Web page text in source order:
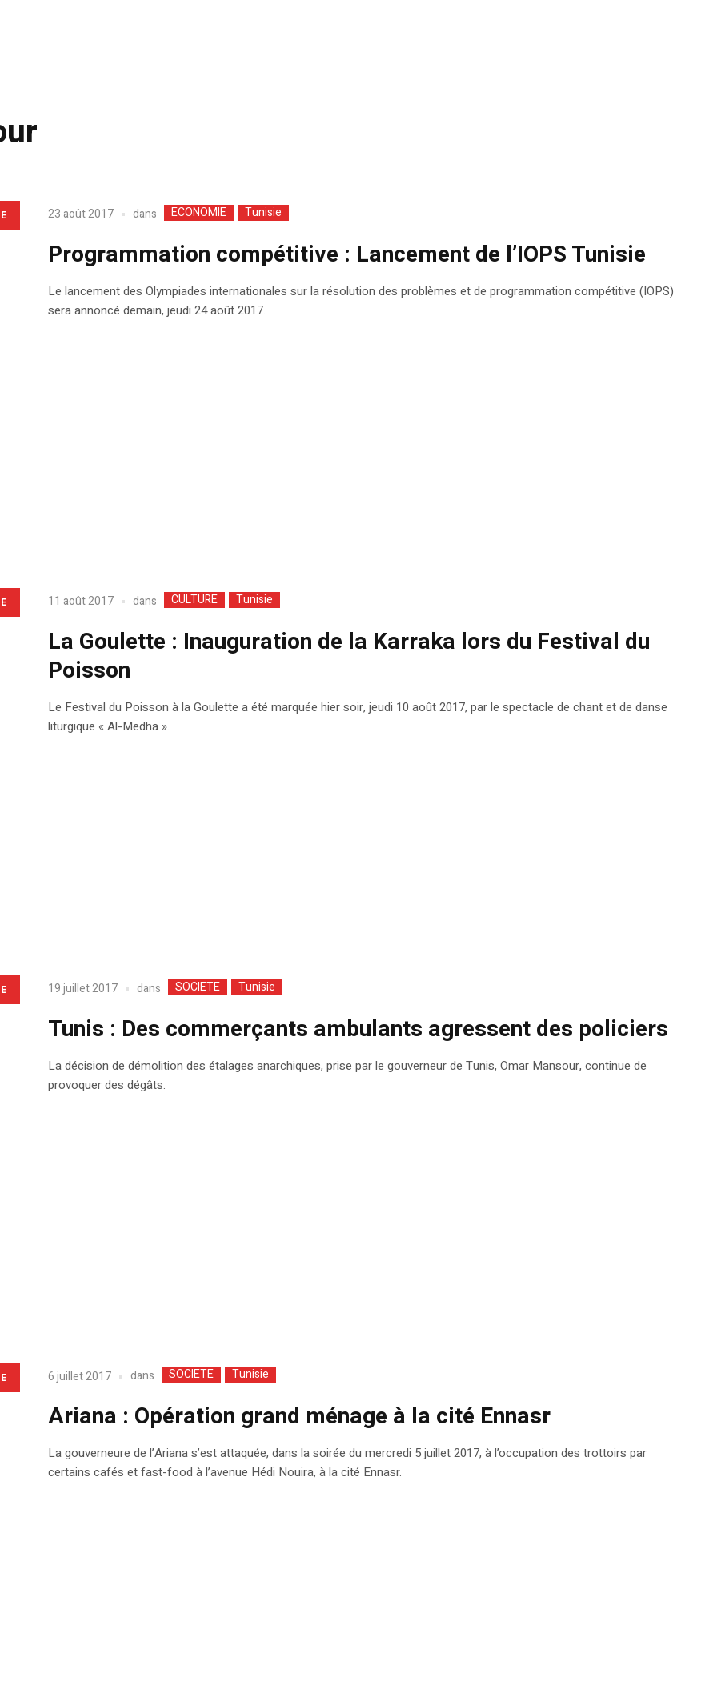
23 août 2017 dans ECONOMIE Tunisie
Programmation compétitive : Lancement de l’IOPS Tunisie
Le lancement des Olympiades internationales sur la résolution des problèmes et de programmation compétitive (IOPS)
sera annoncé demain, jeudi 24 août 2017.
11 août 2017 dans CULTURE Tunisie
La Goulette : Inauguration de la Karraka lors du Festival du
Poisson
Le Festival du Poisson à la Goulette a été marquée hier soir, jeudi 10 août 2017, par le spectacle de chant et de danse
liturgique « Al-Medha ».
19 juillet 2017 dans SOCIETE Tunisie
Tunis : Des commerçants ambulants agressent des policiers
La décision de démolition des étalages anarchiques, prise par le gouverneur de Tunis, Omar Mansour, continue de
provoquer des dégâts.
6 juillet 2017 dans SOCIETE Tunisie
Ariana : Opération grand ménage à la cité Ennasr
La gouverneure de l’Ariana s’est attaquée, dans la soirée du mercredi 5 juillet 2017, à l’occupation des trottoirs par
certains cafés et fast-food à l’avenue Hédi Nouira, à la cité Ennasr.